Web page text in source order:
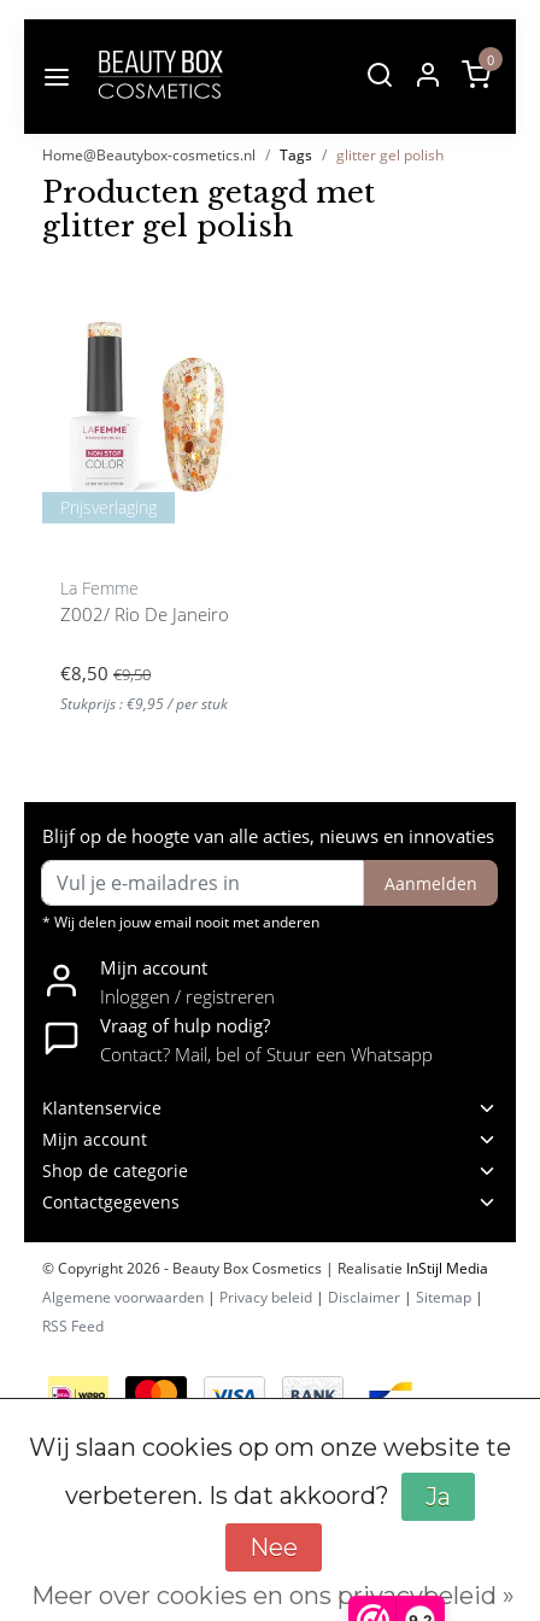
0
Home@Beautybox-cosmetics.nl Tags glitter gel polish
Producten getagd met
glitter gel polish
Prijsverlaging
La Femme
Z002/ Rio De Janeiro
€8,50 €9,50
Stukprijs : €9,95 / per stuk
Blijf op de hoogte van alle acties, nieuws en innovaties
Aanmelden
* Wij delen jouw email nooit met anderen
Mijn account
Inloggen / registreren
Vraag of hulp nodig?
Contact? Mail, bel of Stuur een Whatsapp
Klantenservice
Mijn account
Shop de categorie
Contactgegevens
© Copyright 2026 - Beauty Box Cosmetics | Realisatie InStijl Media
Algemene voorwaarden | Privacy beleid | Disclaimer | Sitemap |
RSS Feed
Wij slaan cookies op om onze website te
verbeteren. Is dat akkoord?
Ja
Nee
Meer over cookies en ons privacybeleid »